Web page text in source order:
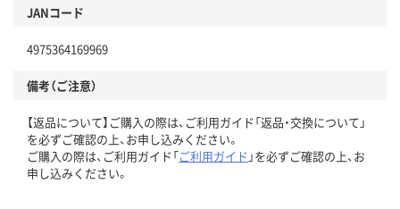
JANコード
4975364169969
備考（ご注意）
【返品について】ご購入の際は、ご利用ガイド「返品・交換について」
を必ずご確認の上、お申し込みください。
ご購入の際は、ご利用ガイド「ご利用ガイド 」を必ずご確認の上、お
申し込みください。